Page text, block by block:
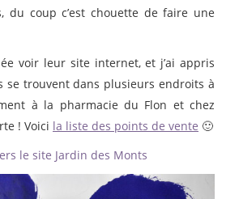
du coup c’est chouette de faire une
voir leur site internet, et j’ai appris
se trouvent dans plusieurs endroits à
à la pharmacie du Flon et chez
! Voici la liste des points de vente 🙂
le site Jardin des Monts